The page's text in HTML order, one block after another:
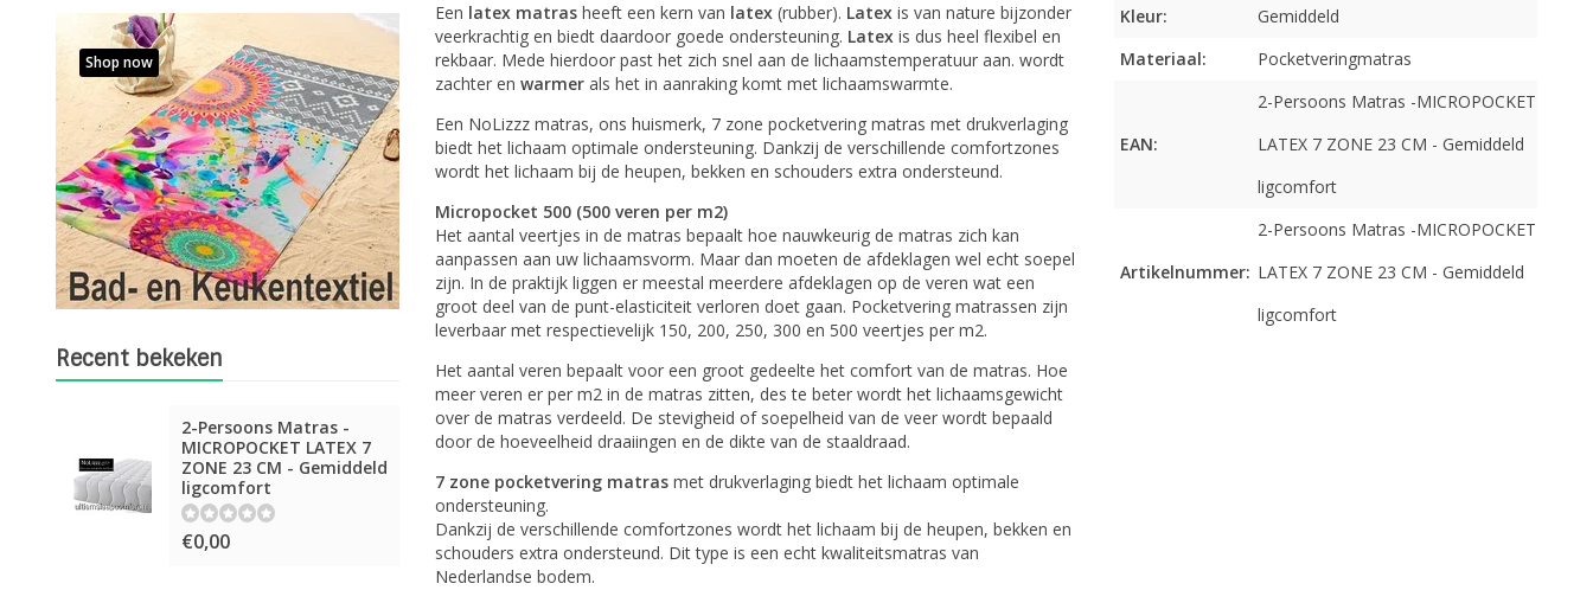
Shop now
Recent bekeken
2-Persoons Matras -
MICROPOCKET LATEX 7
ZONE 23 CM - Gemiddeld
ligcomfort
€0,00
Een latex matras heeft een kern van latex (rubber). Latex is van nature bijzonder
veerkrachtig en biedt daardoor goede ondersteuning. Latex is dus heel flexibel en
rekbaar. Mede hierdoor past het zich snel aan de lichaamstemperatuur aan. wordt
zachter en warmer als het in aanraking komt met lichaamswarmte.
Een NoLizzz matras, ons huismerk, 7 zone pocketvering matras met drukverlaging
biedt het lichaam optimale ondersteuning. Dankzij de verschillende comfortzones
wordt het lichaam bij de heupen, bekken en schouders extra ondersteund.
Micropocket 500 (500 veren per m2)
Het aantal veertjes in de matras bepaalt hoe nauwkeurig de matras zich kan
aanpassen aan uw lichaamsvorm. Maar dan moeten de afdeklagen wel echt soepel
zijn. In de praktijk liggen er meestal meerdere afdeklagen op de veren wat een
groot deel van de punt-elasticiteit verloren doet gaan. Pocketvering matrassen zijn
leverbaar met respectievelijk 150, 200, 250, 300 en 500 veertjes per m2.
Het aantal veren bepaalt voor een groot gedeelte het comfort van de matras. Hoe
meer veren er per m2 in de matras zitten, des te beter wordt het lichaamsgewicht
over de matras verdeeld. De stevigheid of soepelheid van de veer wordt bepaald
door de hoeveelheid draaiingen en de dikte van de staaldraad.
7 zone pocketvering matras met drukverlaging biedt het lichaam optimale
ondersteuning.
Dankzij de verschillende comfortzones wordt het lichaam bij de heupen, bekken en
schouders extra ondersteund. Dit type is een echt kwaliteitsmatras van
Nederlandse bodem.
Kleur:
Gemiddeld
Materiaal:
Pocketveringmatras
EAN:
2-Persoons Matras -MICROPOCKET
LATEX 7 ZONE 23 CM - Gemiddeld
ligcomfort
Artikelnummer:
2-Persoons Matras -MICROPOCKET
LATEX 7 ZONE 23 CM - Gemiddeld
ligcomfort